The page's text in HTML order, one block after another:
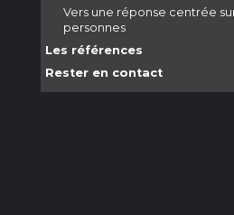
Vers une réponse centrée
personnes
Les références
Rester en contact